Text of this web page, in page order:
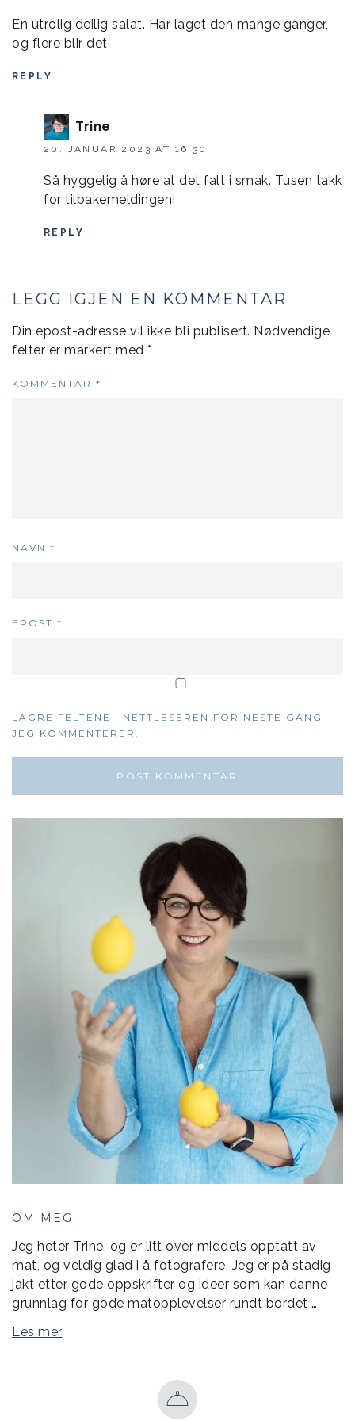
En utrolig deilig salat. Har laget den mange ganger,
og flere blir det
REPLY
Trine
20. JANUAR 2023 AT 16:30
Så hyggelig å høre at det falt i smak. Tusen takk
for tilbakemeldingen!
REPLY
LEGG IGJEN EN KOMMENTAR
Din epost-adresse vil ikke bli publisert. Nødvendige
felter er markert med *
KOMMENTAR *
NAVN *
EPOST *
LAGRE FELTENE I NETTLESEREN FOR NESTE GANG
JEG KOMMENTERER.
OM MEG
Jeg heter Trine, og er litt over middels opptatt av
mat, og veldig glad i å fotografere. Jeg er på stadig
jakt etter gode oppskrifter og ideer som kan danne
grunnlag for gode matopplevelser rundt bordet …
Les mer